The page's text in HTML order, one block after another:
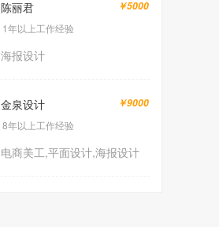
陈丽君
￥5000
1年以上工作经验
海报设计
金泉设计
￥9000
8年以上工作经验
电商美工,平面设计,海报设计